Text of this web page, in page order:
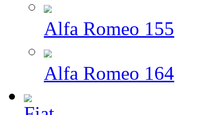
Alfa Romeo 155
Alfa Romeo 164